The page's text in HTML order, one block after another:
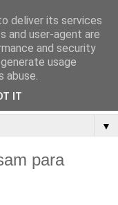
▼
para
deliver its services
and user-agent are
and security
usage
abuse.
IT